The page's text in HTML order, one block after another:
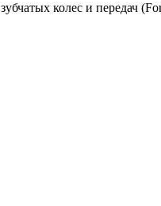
колес и передач